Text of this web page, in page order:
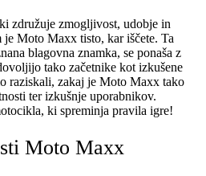
združuje zmogljivost, udobje in
Moto Maxx tisto, kar iščete. Ta
blagovna znamka, se ponaša z
tako začetnike kot izkušene
raziskali, zakaj je Moto Maxx tako
ter izkušnje uporabnikov.
ki spreminja pravila igre!
Moto Maxx